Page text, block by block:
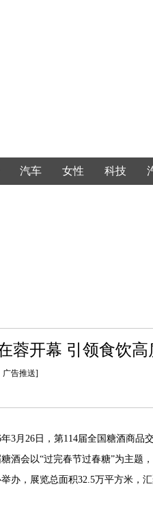
汽车 女性 科技
蓉开幕 引领食饮
广告推送]
3月26日，第114届全国糖酒商品
酒会以“过完春节过春糖”为主题
办，展览总面积32.5万平方米，